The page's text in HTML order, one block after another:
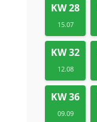
KW 28
15.07
KW 32
12.08
KW 36
09.09